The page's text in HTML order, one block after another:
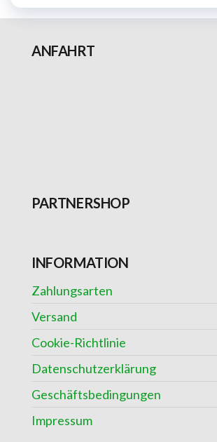
ANFAHRT
PARTNERSHOP
INFORMATION
Zahlungsarten
Versand
Cookie-Richtlinie
Datenschutzerklärung
Geschäftsbedingungen
Impressum